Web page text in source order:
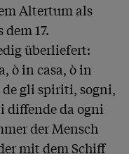
Altertum als
17.
überliefert:
ò in casa, ò in
de gli spiriti, sogni,
diffende da ogni
der Mensch
mit dem Schiff